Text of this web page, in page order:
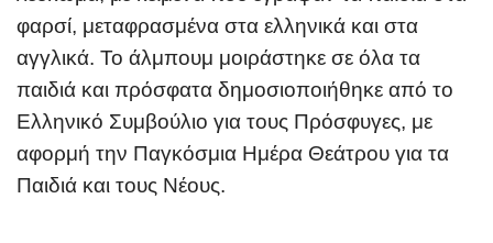
φαρσί, μεταφρασμένα στα ελληνικά και στα
αγγλικά. Το άλμπουμ μοιράστηκε σε όλα τα
παιδιά και πρόσφατα δημοσιοποιήθηκε από το
Ελληνικό Συμβούλιο για τους Πρόσφυγες, με
αφορμή την Παγκόσμια Ημέρα Θεάτρου για τα
Παιδιά και τους Νέους.